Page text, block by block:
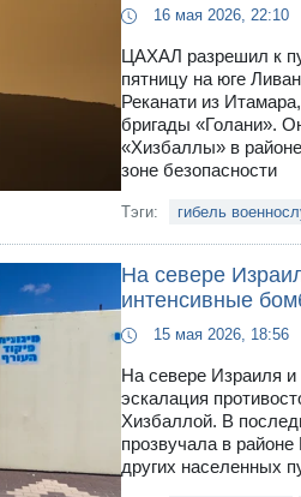
16 мая 2026, 22:10
ЦАХАЛ разрешил к
пятницу на юге
Реканати из
бригады «Голани».
«Хизбаллы» в
зоне безопасности
Тэги: гибель
На севере
интенсивные
15 мая 2026, 18:56
На севере Израиля
эскалация
Хизбаллой. В
прозвучала в
других населенных